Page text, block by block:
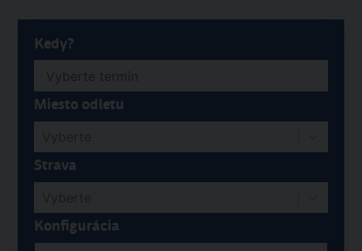
Kedy?
Miesto odletu
Strava
Konfigurácia